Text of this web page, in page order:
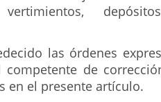
las órdenes
de
en el presente artículo.